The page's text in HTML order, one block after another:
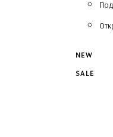
NEW
SALE